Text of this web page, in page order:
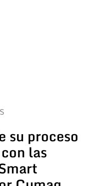
su proceso
las